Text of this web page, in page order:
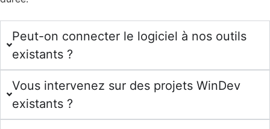
Peut-on connecter le logiciel à nos outils
existants ?
Vous intervenez sur des projets WinDev
existants ?